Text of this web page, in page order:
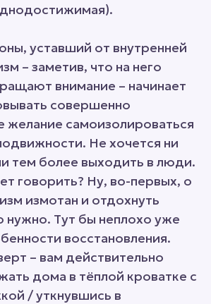
уставший от внутренней
– заметив, что на него
внимание – начинает
совершенно
желание самоизолироваться
Не хочется ни
тем более выходить в люди.
говорить? Ну, во-первых, о
измотан и отдохнуть
нужно. Тут бы неплохо уже
восстановления.
– вам действительно
дома в тёплой кроватке с
/ уткнувшись в